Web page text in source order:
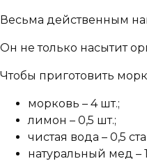
Весьма действенным
Он не только насытит
Чтобы приготовить
морковь – 4 шт.;
лимон – 0,5 шт.;
чистая вода – 0,5
натуральный мед – 1